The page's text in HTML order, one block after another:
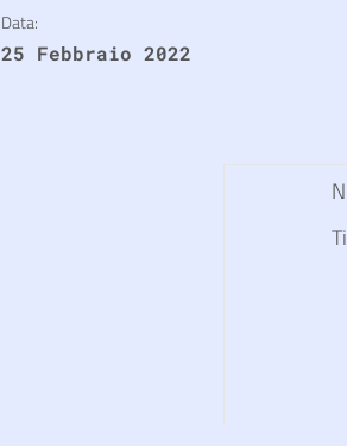
Data:
25 Febbraio 2022